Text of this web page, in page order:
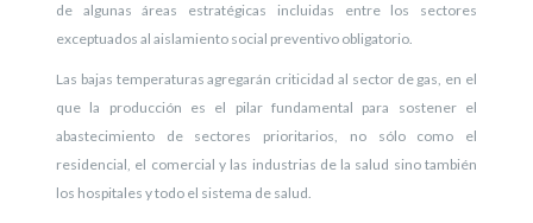
de algunas áreas estratégicas incluidas entre los sectores
exceptuados al aislamiento social preventivo obligatorio.
Las bajas temperaturas agregarán criticidad al sector de gas, en el
que la producción es el pilar fundamental para sostener el
abastecimiento de sectores prioritarios, no sólo como el
residencial, el comercial y las industrias de la salud sino también
los hospitales y todo el sistema de salud.